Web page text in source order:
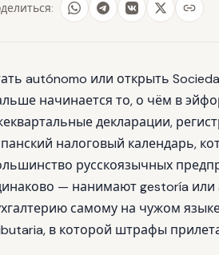
autónomo или открыть
начинается то, о чём в
декларации,
налоговый календарь,
русскоязычных
— нанимают gestoría или
самому на чужом
в которой штрафы